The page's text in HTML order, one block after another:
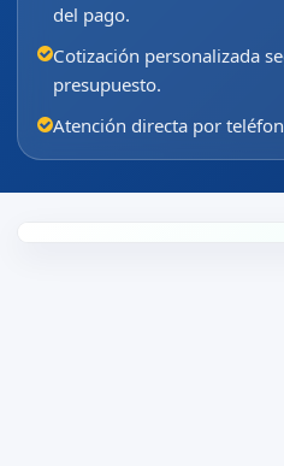
del pago.
Cotización personalizada
presupuesto.
Atención directa por